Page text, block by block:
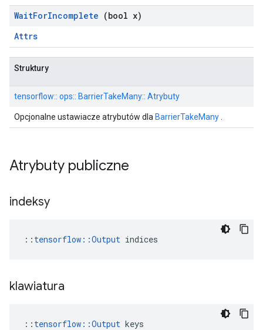
WaitForIncomplete (bool x)
Attrs
Struktury
tensorflow:: ops:: BarrierTakeMany:: Atrybuty
Opcjonalne ustawiacze atrybutów dla BarrierTakeMany
Atrybuty publiczne
indeksy
:: tensorflow::Output indices
klawiatura
:: tensorflow::Output keys